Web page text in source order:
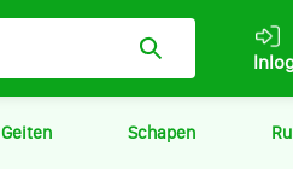
Geiten Schapen